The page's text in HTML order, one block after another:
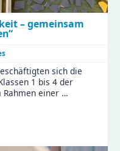
– gemeinsam
sich die
1 bis 4 der
Rahmen einer …